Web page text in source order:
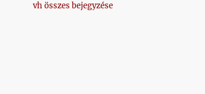
vh összes bejegyzése